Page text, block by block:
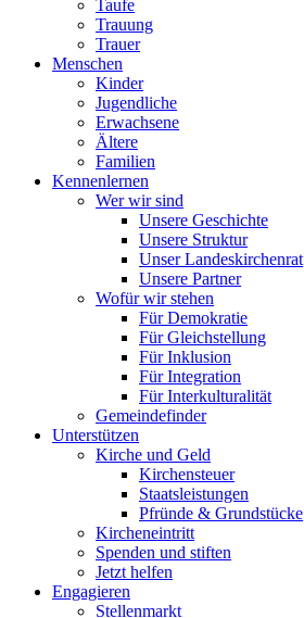
Taufe
Trauung
Trauer
Menschen
Kinder
Jugendliche
Erwachsene
Ältere
Familien
Kennenlernen
Wer wir sind
Unsere Geschichte
Unsere Struktur
Unser Landeskirchenrat
Unsere Partner
Wofür wir stehen
Für Demokratie
Für Gleichstellung
Für Inklusion
Für Integration
Für Interkulturalität
Gemeindefinder
Unterstützen
Kirche und Geld
Kirchensteuer
Staatsleistungen
Pfründe & Grundstücke
Kircheneintritt
Spenden und stiften
Jetzt helfen
Engagieren
Stellenmarkt